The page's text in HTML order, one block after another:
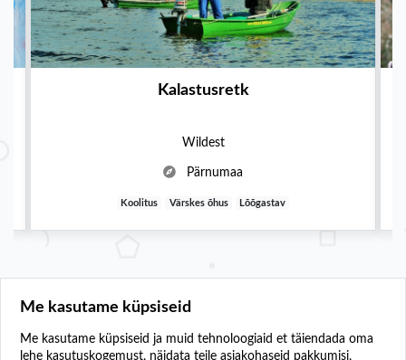
Kalastusretk
Wildest
Pärnumaa
Koolitus Värskes õhus Lõõgastav
Me kasutame küpsiseid
Me kasutame küpsiseid ja muid tehnoloogiaid et täiendada oma
lehe kasutuskogemust, näidata teile asjakohaseid pakkumisi,